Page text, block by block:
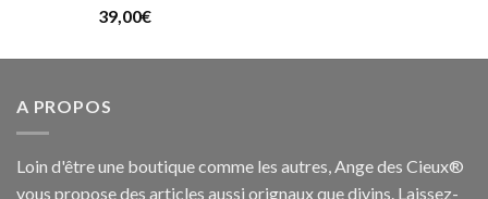
Note
5.0000000000000000
39,00€
A PROPOS
Loin d'être une boutique comme les autres, Ange des Cieux®
vous propose des articles aussi orignaux que divins. Laissez-